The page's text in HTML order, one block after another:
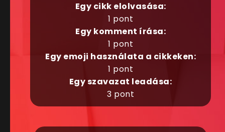
Egy cikk elolvasása:
1 pont
Egy komment írása:
1 pont
Egy emoji használata a cikkeken:
1 pont
Egy szavazat leadása:
3 pont